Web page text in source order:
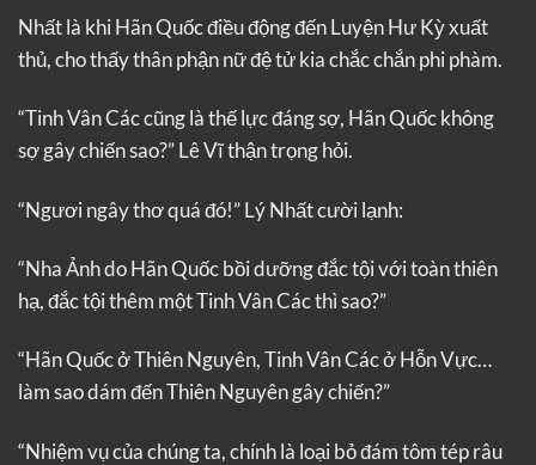
Nhất là khi Hãn Quốc điều động đến Luyện Hư Kỳ xuất
thủ, cho thấy thân phận nữ đệ tử kia chắc chắn phi phàm.
“Tinh Vân Các cũng là thế lực đáng sợ, Hãn Quốc không
sợ gây chiến sao?” Lê Vĩ thận trọng hỏi.
“Ngươi ngây thơ quá đó!” Lý Nhất cười lạnh:
“Nha Ảnh do Hãn Quốc bồi dưỡng đắc tội với toàn thiên
hạ, đắc tội thêm một Tinh Vân Các thì sao?”
“Hãn Quốc ở Thiên Nguyên, Tinh Vân Các ở Hỗn Vực…
làm sao dám đến Thiên Nguyên gây chiến?”
“Nhiệm vụ của chúng ta, chính là loại bỏ đám tôm tép râu